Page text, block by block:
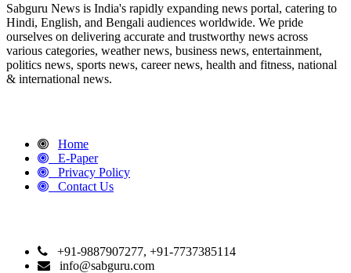
Sabguru News is India's rapidly expanding news portal, catering to
Hindi, English, and Bengali audiences worldwide. We pride
ourselves on delivering accurate and trustworthy news across
various categories, weather news, business news, entertainment,
politics news, sports news, career news, health and fitness, national
& international news.
Home
E-Paper
Privacy Policy
Contact Us
+91-9887907277, +91-7737385114
info@sabguru.com